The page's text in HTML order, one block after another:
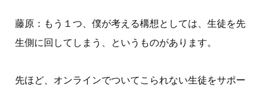
藤原：もう１つ、僕が考える構想としては、生徒を先
生側に回してしまう、というものがあります。
先ほど、オンラインでついてこられない生徒をサポー